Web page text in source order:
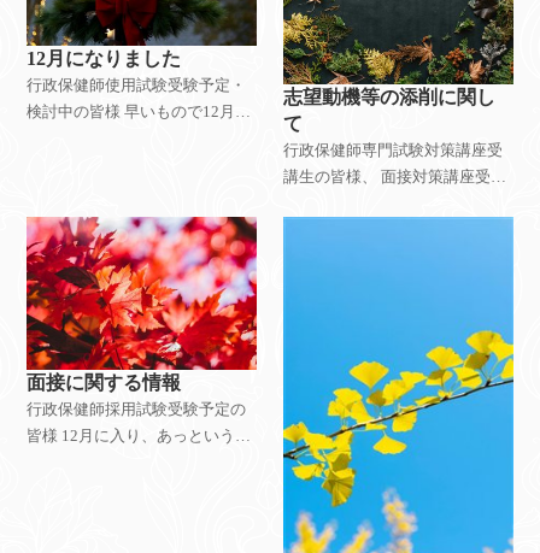
12月になりました
行政保健師使用試験受験予定・
検討中の皆様 早いもので12月に
度の教材を解いていただいたか
と思いますが、
志望動機等の添削に関し
て
行政保健師専門試験対策講座受
講生の皆様、 面接対策講座受講
面接に関する情報
行政保健師採用試験受験予定の
皆様 12月に入り、あっという間